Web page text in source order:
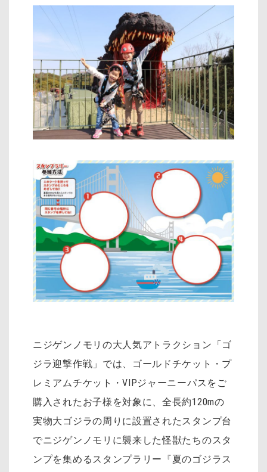
ニジゲンノモリの大人気アトラクション「ゴ
ジラ迎撃作戦」では、ゴールドチケット・プ
レミアムチケット・VIPジャーニーパスをご
購入されたお子様を対象に、全長約120mの
実物大ゴジラの周りに設置されたスタンプ台
でニジゲンノモリに襲来した怪獣たちのスタ
ンプを集めるスタンプラリー『夏のゴジラス